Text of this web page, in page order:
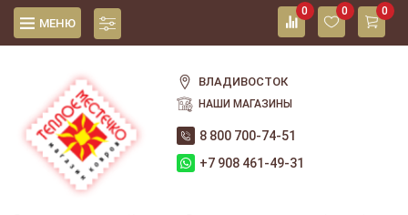
МЕНЮ
0 0 0
ВЛАДИВОСТОК
НАШИ МАГАЗИНЫ
8 800 700-74-51
+7 908 461-49-31